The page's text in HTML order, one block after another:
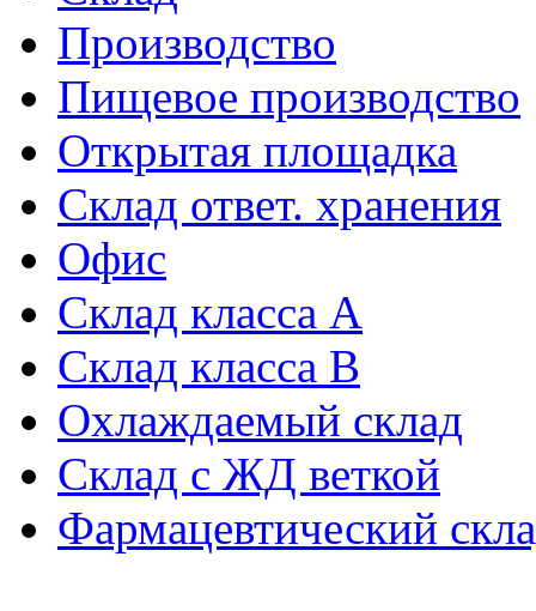
Производство
Пищевое производство
Открытая площадка
Склад ответ. хранения
Офис
Склад класса A
Склад класса B
Охлаждаемый склад
Склад с ЖД веткой
Фармацевтический